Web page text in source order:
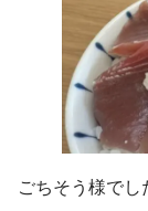
ごちそう様でし